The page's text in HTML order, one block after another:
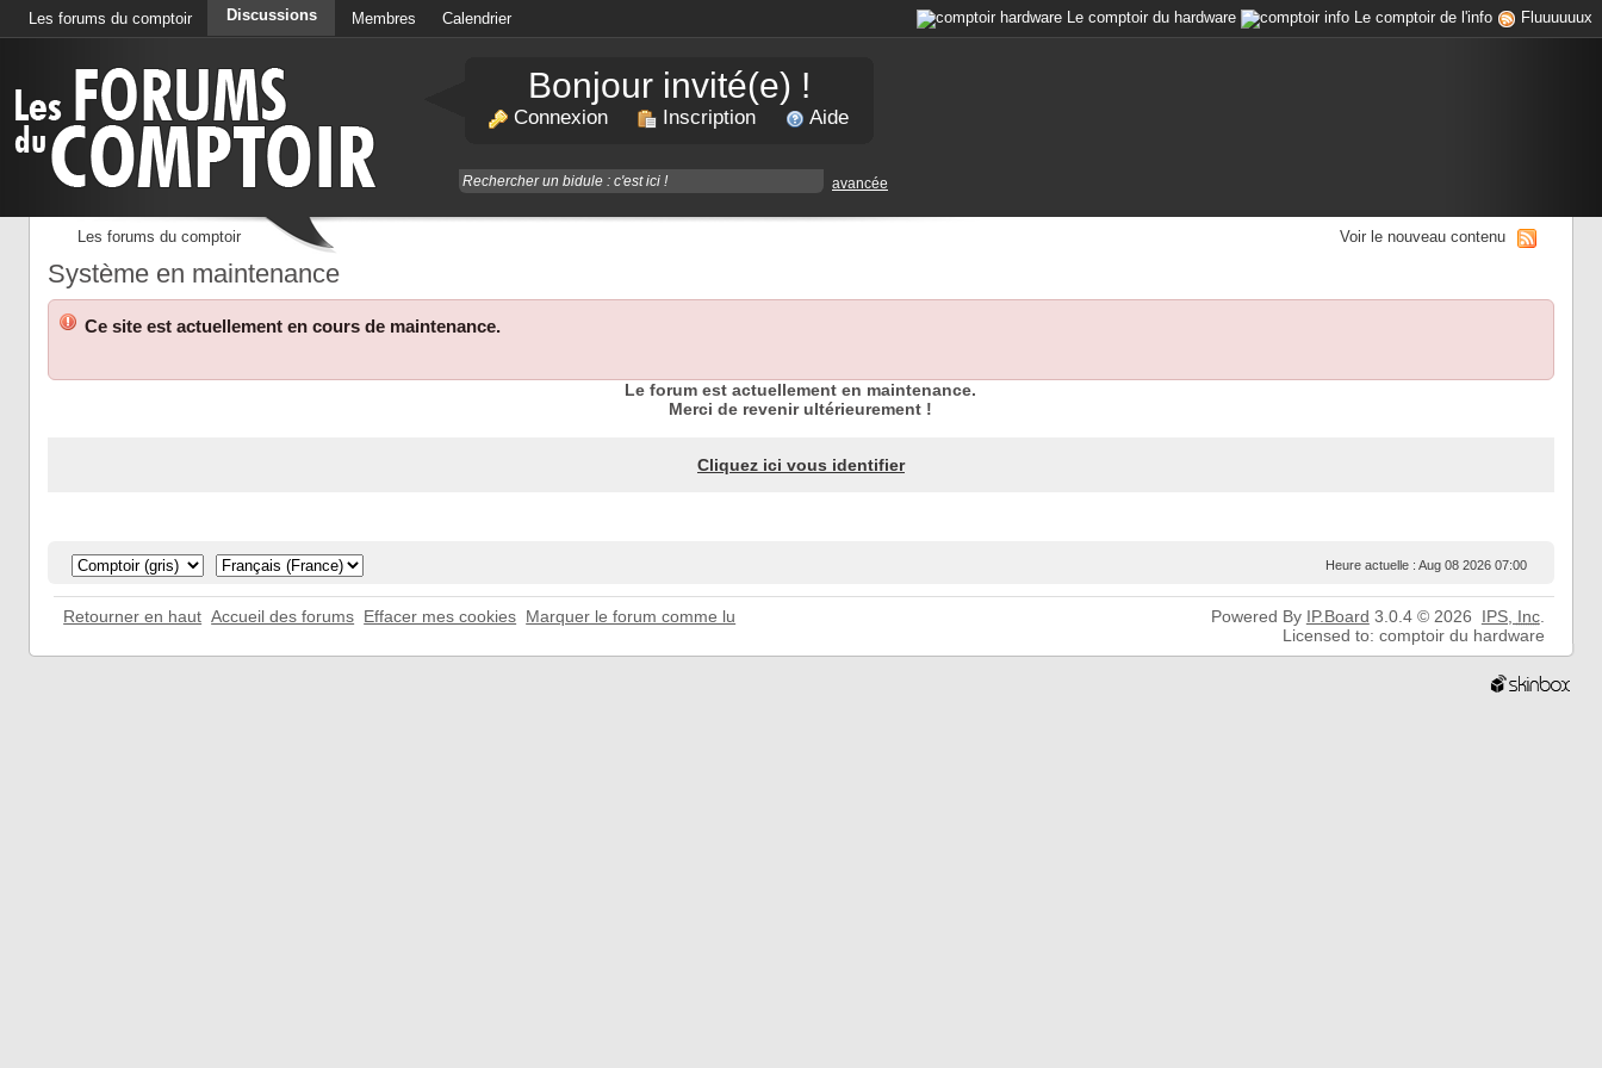
Les forums du comptoir Discussions Membres Calendrier Le comptoir du hardware Le comptoir de l'info Fluuuuuux
Bonjour invité(e) !
Connexion Inscription Aide
avancée
Les forums du comptoir Voir le nouveau contenu
Système en maintenance
Ce site est actuellement en cours de maintenance.
Le forum est actuellement en maintenance.
Merci de revenir ultérieurement !
Cliquez ici vous identifier
Heure actuelle : Aug 08 2026 07:00
Retourner en haut Accueil des forums Effacer mes cookies Marquer le forum comme lu Powered By IP.Board 3.0.4 © 2026 IPS, Inc.
Licensed to: comptoir du hardware